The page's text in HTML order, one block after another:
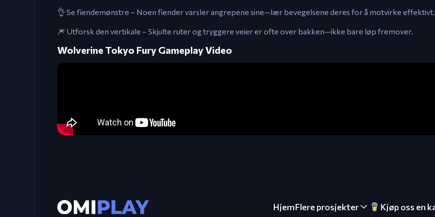
👌 Se fiendemønstre – Noen fiender varsler angrepene sine—lær bevegelsene deres for å motvirke effektivt.
🎆 Utforsk den vertikale – Skjulte ruter og tryggere veier er ofte over bakken—ikke bare løp fremover.
Wolverine Tokyo Fury Gameplay Video
HjemFlere prosjekter Kjøp oss en